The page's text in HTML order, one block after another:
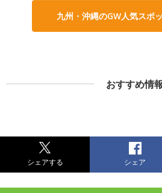
九州・沖縄のGW人気スポ
おすすめ情
シェアする シェア